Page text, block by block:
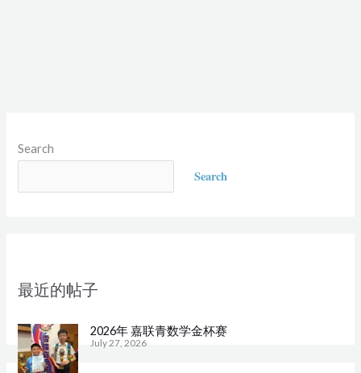
Search
Search
最近的帖子
2026年 嘉联青数学金杯赛
July 27, 2026